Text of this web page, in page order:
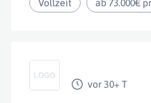
Vollzeit ab 73.000€
vor 30+ T